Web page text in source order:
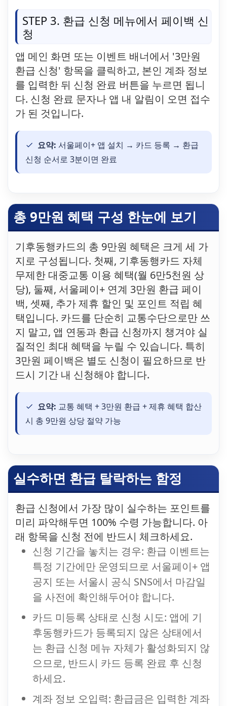
STEP 3. 환급 신청 메뉴에서 페이백 신
청
앱 메인 화면 또는 이벤트 배너에서 '3만원
환급 신청' 항목을 클릭하고, 본인 계좌 정보
를 입력한 뒤 신청 완료 버튼을 누르면 됩니
다. 신청 완료 문자나 앱 내 알림이 오면 접수
가 된 것입니다.
요약: 서울페이+ 앱 설치 → 카드 등록 → 환급
신청 순서로 3분이면 완료
총 9만원 혜택 구성 한눈에 보기
기후동행카드의 총 9만원 혜택은 크게 세 가
지로 구성됩니다. 첫째, 기후동행카드 자체
무제한 대중교통 이용 혜택(월 6만5천원 상
당), 둘째, 서울페이+ 연계 3만원 환급 페이
백, 셋째, 추가 제휴 할인 및 포인트 적립 혜
택입니다. 카드를 단순히 교통수단으로만 쓰
지 말고, 앱 연동과 환급 신청까지 챙겨야 실
질적인 최대 혜택을 누릴 수 있습니다. 특히
3만원 페이백은 별도 신청이 필요하므로 반
드시 기간 내 신청해야 합니다.
요약: 교통 혜택 + 3만원 환급 + 제휴 혜택 합산
시 총 9만원 상당 절약 가능
실수하면 환급 탈락하는 함정
환급 신청에서 가장 많이 실수하는 포인트를
미리 파악해두면 100% 수령 가능합니다. 아
래 항목을 신청 전에 반드시 체크하세요.
신청 기간을 놓치는 경우: 환급 이벤트는
특정 기간에만 운영되므로 서울페이+ 앱
공지 또는 서울시 공식 SNS에서 마감일
을 사전에 확인해두어야 합니다.
카드 미등록 상태로 신청 시도: 앱에 기
후동행카드가 등록되지 않은 상태에서
는 환급 신청 메뉴 자체가 활성화되지 않
으므로, 반드시 카드 등록 완료 후 신청
하세요.
계좌 정보 오입력: 환급금은 입력한 계좌